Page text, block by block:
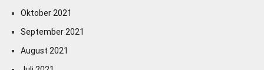
Oktober 2021
September 2021
August 2021